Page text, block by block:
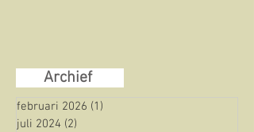
Archief
februari 2026 (1)
juli 2024 (2)